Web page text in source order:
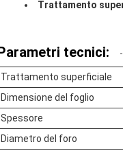
Trattamento
tecnici:
Trattamento superficiale
Dimensione del foglio
Spessore
Diametro del foro